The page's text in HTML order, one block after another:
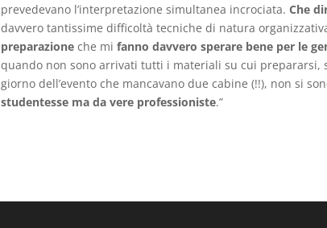
prevedevano l’interpretazione simultanea incrociata. Che
davvero tantissime difficoltà tecniche di natura
preparazioneche mi fanno davvero sperare bene per le
quando non sono arrivati tutti i materiali su cui
giorno dell’evento che mancavano due cabine (!!), non si
studentesse ma da vere professioniste.”